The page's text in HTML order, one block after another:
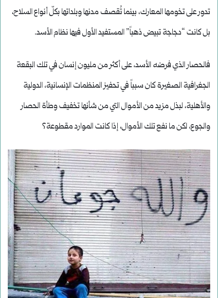
تدور على تخومها المعارك، بينما تُقصف مدنها وبلداتها بكلّ أنواع السلاح،
بل كانت “دجاجة تبيض ذهباً” المستفيد الأول فيها نظام الأسد.
فالحصار الذي فرضه الأسد، على أكثر من مليون إنسان في تلك البقعة
الجغرافية الصغيرة كان سبباً في تحفيز المنظمات الإنسانية، الدولية
والأهلية، لبذل مزيد من الأموال التي من شأنها تخفيف وطأة الحصار
والجوع، لكن ما نفع تلك الأموال، إذا كانت الموارد مقطوعة؟